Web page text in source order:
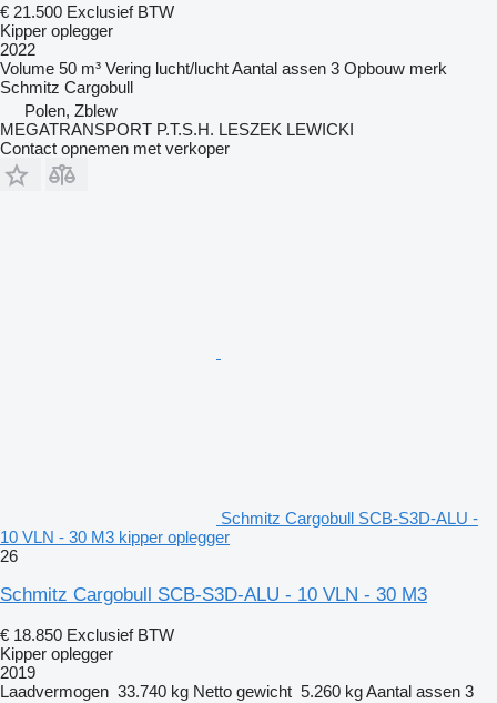
€ 21.500 Exclusief BTW
Kipper oplegger
2022
Volume 50 m³ Vering lucht/luchtAantal assen 3 Opbouw merk
Schmitz Cargobull
Polen, Zblew
MEGATRANSPORT P.T.S.H. LESZEK LEWICKI
Contact opnemen met verkoper
Schmitz Cargobull SCB-S3D-ALU -
10 VLN - 30 M3 kipper oplegger
26
Schmitz Cargobull SCB-S3D-ALU - 10 VLN - 30 M3
€ 18.850 Exclusief BTW
Kipper oplegger
2019
Laadvermogen 33.740 kg Netto gewicht 5.260 kgAantal assen 3